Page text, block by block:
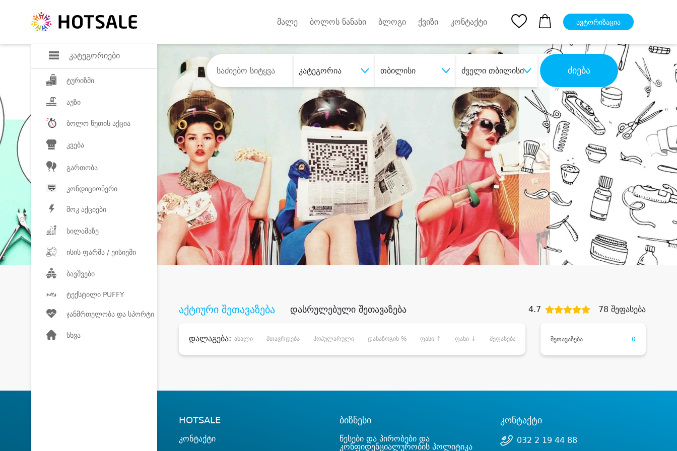
კატეგორიები
ტურიზმი
აუზი
ბოლო წუთის აქცია
კვება
გართობა
კონდიციონერი
შოკ აქციები
სილამაზე
ისის ფარმა / ეისიემი
ბავშვები
ტექსტილი PUFFY
ჯანმრთელობა და სპორტი
სხვა
მალე ბოლოს ნანახი ბლოგი ქვიზი კონტაქტი ავტორიზაცია
კატეგორია თბილისი ძველი თბილისი ძიება
შეიძინე სასურველი მომსახურებადიდი დანაზოგით
აქტიური შეთავაზება დასრულებული შეთავაზება 4.7 78 შეფასება
დალაგება: ახალი მთავრდება პოპულარული დანაზოგის % ფასი ↑ ფასი ↓ შეფასება შეთავაზება 0
HOTSALE
კონტაქტი
ბიზნესი
წესები და პირობები და
კონფიდენციალურობის პოლიტიკა
კონტაქტი
032 2 19 44 88